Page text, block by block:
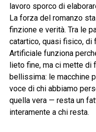
lavoro sporco di
La forza del romanzo
finzione e verità. Tra le
catartico, quasi fisico, di
Artificiale funziona
lieto fine, ma ci mette
bellissima: le macchine
voce di chi abbiamo
quella vera — resta un
interamente a chi resta.